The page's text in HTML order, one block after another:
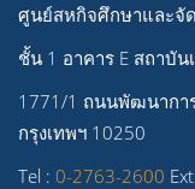
ศูนย์สหกิจศึกษาและจั
ชั้น 1 อาคาร E สถาบั
1771/1 ถนนพัฒนากา
กรุงเทพฯ 10250
Tel : 0-2763-2600